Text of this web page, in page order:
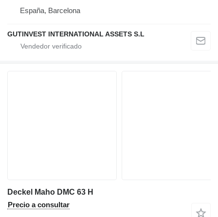
España, Barcelona
GUTINVEST INTERNATIONAL ASSETS S.L
Deckel Maho DMC 63 H
Precio a consultar